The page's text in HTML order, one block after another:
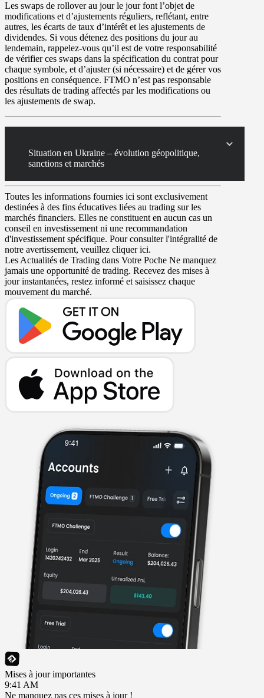
Les swaps de rollover au jour le jour font l’objet de
modifications et d’ajustements réguliers, reflétant, entre
autres, les écarts de taux d’intérêt et les ajustements de
dividendes. Si vous détenez des positions du jour au
lendemain, rappelez-vous qu’il est de votre responsabilité
de vérifier ces swaps dans la spécification du contrat pour
chaque symbole, et d’ajuster (si nécessaire) et de gérer vos
positions en conséquence. FTMO n’est pas responsable
des résultats de trading affectés par les modifications ou
les ajustements de swap.
Situation en Ukraine – évolution géopolitique,
sanctions et marchés
Toutes les informations fournies ici sont exclusivement
destinées à des fins éducatives liées au trading sur les
marchés financiers. Elles ne constituent en aucun cas un
conseil en investissement ni une recommandation
d'investissement spécifique. Pour consulter l'intégralité de
notre avertissement, veuillez cliquer ici.
Les Actualités de Trading dans Votre Poche Ne manquez
jamais une opportunité de trading. Recevez des mises à
jour instantanées, restez informé et saisissez chaque
mouvement du marché.
Mises à jour importantes
9:41 AM
Ne manquez pas ces mises à jour !